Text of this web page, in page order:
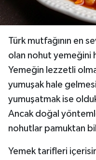
Türk mutfağının en
olan nohut yemeğini
Yemeğin lezzetli
yumuşak hale
yumuşatmak ise
Ancak doğal
nohutlar pamuktan
Yemek tarifleri